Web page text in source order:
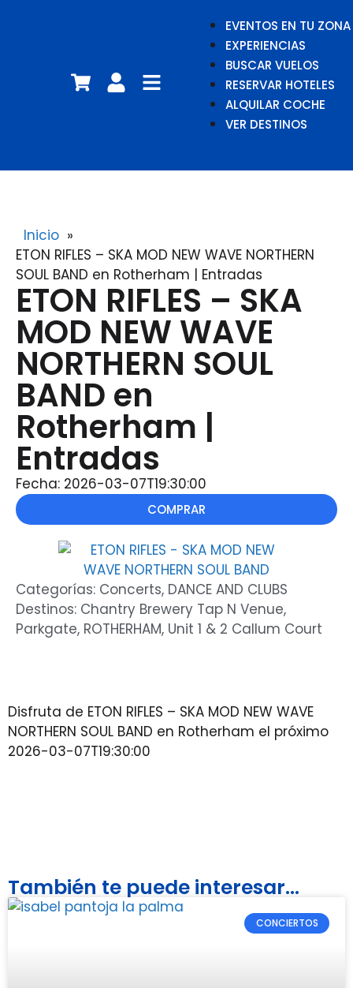
EVENTOS EN TU ZONA
EXPERIENCIAS
BUSCAR VUELOS
RESERVAR HOTELES
ALQUILAR COCHE
VER DESTINOS
Inicio »
ETON RIFLES – SKA MOD NEW WAVE NORTHERN
SOUL BAND en Rotherham | Entradas
ETON RIFLES – SKA
MOD NEW WAVE
NORTHERN SOUL
BAND en
Rotherham |
Entradas
Fecha: 2026-03-07T19:30:00
COMPRAR
Categorías: Concerts, DANCE AND CLUBS
Destinos: Chantry Brewery Tap N Venue,
Parkgate, ROTHERHAM, Unit 1 & 2 Callum Court
Disfruta de ETON RIFLES – SKA MOD NEW WAVE
NORTHERN SOUL BAND en Rotherham el próximo
2026-03-07T19:30:00
También te puede interesar...
CONCIERTOS